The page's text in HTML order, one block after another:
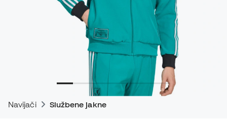
Navijači Službene jakne